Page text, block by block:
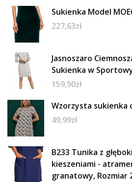
Sukienka Model
227,63zł
Jasnoszaro
Sukienka w
159,90zł
Wzorzysta sukienka
49,99zł
B233 Tunika z
kieszeniami -
granatowy, Rozmiar